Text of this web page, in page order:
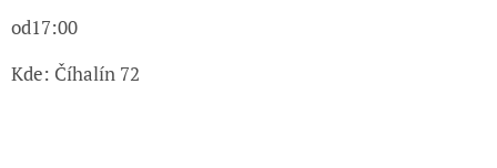
od17:00
Kde: Číhalín 72